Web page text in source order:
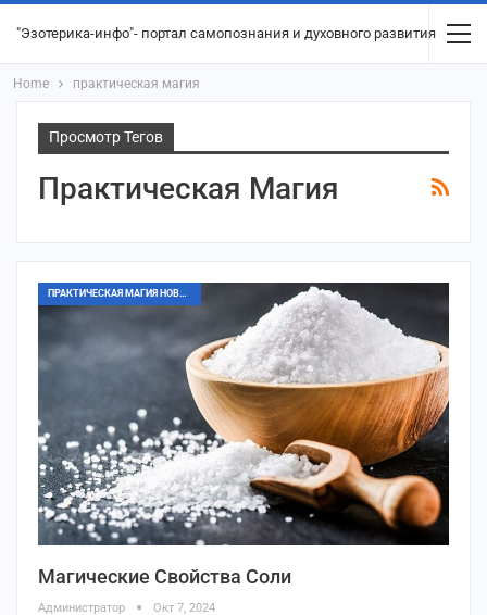
"Эзотерика-инфо"- портал самопознания и духовного развития
Home практическая магия
Просмотр Тегов
Практическая Магия
ПРАКТИЧЕСКАЯ МАГИЯ НОВОГО ВРЕМЕНИ
Магические Свойства Соли
Администратор Окт 7, 2024